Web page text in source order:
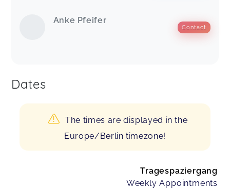
Anke Pfeifer
Contact
Dates
The times are displayed in the
Europe/Berlin timezone!
Tragespaziergang
Weekly Appointments